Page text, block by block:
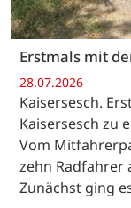
Erstmals mit
28.07.2026
Kaisersesch.
Kaisersesch zu
Vom
zehn Radfahrer
Zunächst ging